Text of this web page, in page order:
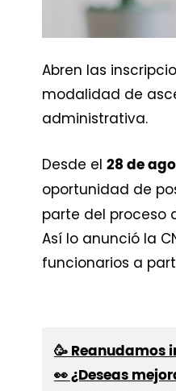
Abren las
modalidad de
administrativa.
Desde el 28 de
oportunidad de
parte del proceso
Así lo anunció la
funcionarios a
🥳 Reanudamos
👀 ¿Deseas